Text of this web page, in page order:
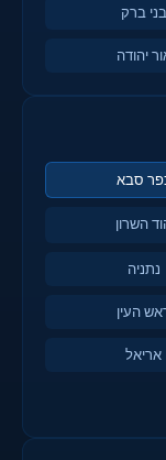
בני ברק
יהודה
סבא
השרון
נתניה
העין
אריאל